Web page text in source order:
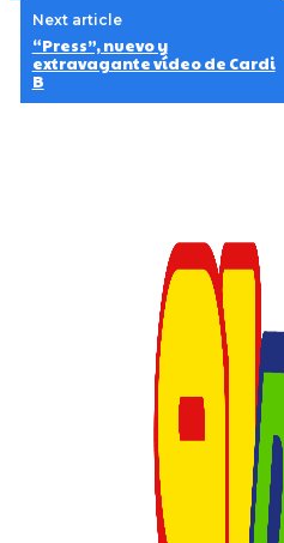
Next article
“Press”, nuevo y
extravagante vídeo de Cardi
B